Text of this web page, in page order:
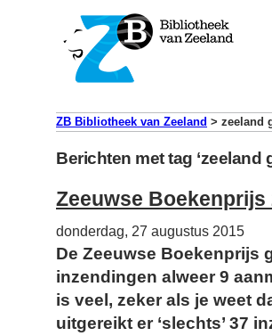
ZB Bibliotheek van Zeeland > zeeland
Berichten met tag ‘zeeland
Zeeuwse Boekenprijs
donderdag, 27 augustus 2015
De Zeeuwse Boekenprijs
inzendingen alweer 9
is veel, zeker als je weet
uitgereikt er ‘slechts’ 37